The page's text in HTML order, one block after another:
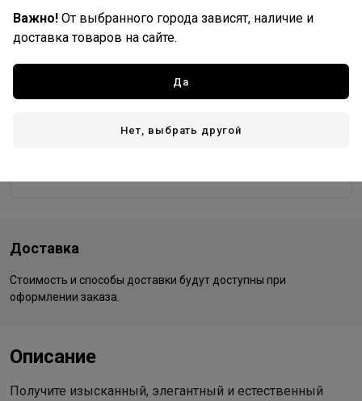
9/97 99/0 99/44
Wella Professionals
Германия - страна бренда
Доставка
Стоимость и способы доставки будут доступны при
оформлении заказа.
Описание
Получите изысканный, элегантный и естественный
Важно! От выбранного города зависят, наличие и
доставка товаров на сайте.
Да
Нет, выбрать другой